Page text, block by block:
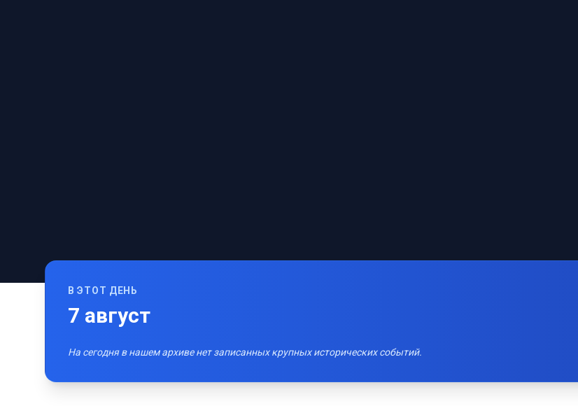
В ЭТОТ ДЕНЬ
7 август
На сегодня в нашем архиве нет записанных крупных исторических событий.